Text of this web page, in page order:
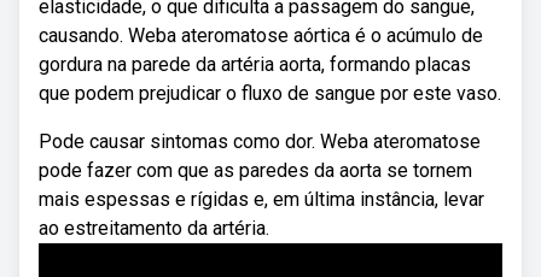
elasticidade, o que dificulta a passagem do sangue,
causando. Weba ateromatose aórtica é o acúmulo de
gordura na parede da artéria aorta, formando placas
que podem prejudicar o fluxo de sangue por este vaso.
Pode causar sintomas como dor. Weba ateromatose
pode fazer com que as paredes da aorta se tornem
mais espessas e rígidas e, em última instância, levar
ao estreitamento da artéria.